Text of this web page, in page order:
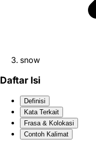
snow
Daftar Isi
Definisi
Kata Terkait
Frasa & Kolokasi
Contoh Kalimat